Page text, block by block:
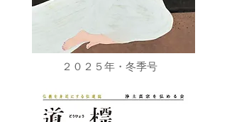
２０２５年・冬季号